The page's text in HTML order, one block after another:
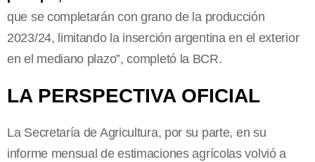
que se completarán con grano de la producción
2023/24, limitando la inserción argentina en el exterior
en el mediano plazo”, completó la BCR.
LA PERSPECTIVA OFICIAL
La Secretaría de Agricultura, por su parte, en su
informe mensual de estimaciones agrícolas volvió a